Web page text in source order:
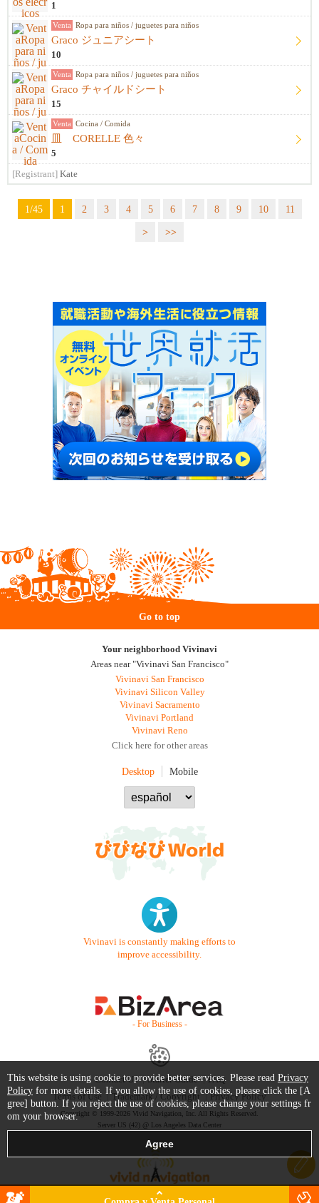
1
Venta Ropa para niños / juguetes para niños
Graco ジュニアシート
10
Venta Ropa para niños / juguetes para niños
Graco チャイルドシート
15
Venta Cocina / Comida
皿 CORELLE 色々
5
[Registrant] Kate
1/45 1 2 3 4 5 6 7 8 9 10
11
>
>>
Go to top
Your neighborhood Vivinavi
Areas near "Vivinavi San Francisco"
Vivinavi San Francisco
Vivinavi Silicon Valley
Vivinavi Sacramento
Vivinavi Portland
Vivinavi Reno
Click here for other areas
Desktop Mobile
Vivinavi is constantly making efforts to
improve accessibility.
- For Business -
Contact Us Starter Guide
FAQ
Terms of Use
Trademark / Copyright Privacy Policy
Copyright © 1999-2026 Vivid Navigation, Inc. All Rights Reserved.
Server US (42) @ Los Angeles Data Center
This website is using cookie to provide better services. Please read Privacy
Policy for more details. If you allow the use of cookies, please click the [A
gree] button. If you reject the use of cookies, please change your settings fr
om your browser.